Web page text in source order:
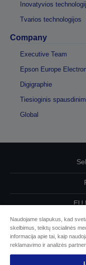
Inovatyvios
Tvarios technologijos
Company
Executive Team
Epson Europe
Digigraphie
Tiesioginis
Global
EU
Susisiekite
Naudojame slapukus, kad
skelbimus, teiktų socialinės
informacija apie tai, kaip
reklamavimo ir analizės